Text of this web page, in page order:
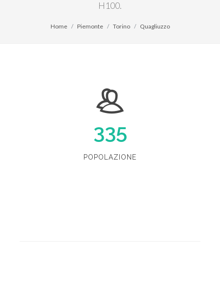
H100.
Home Piemonte Torino Quagliuzzo
335
POPOLAZIONE